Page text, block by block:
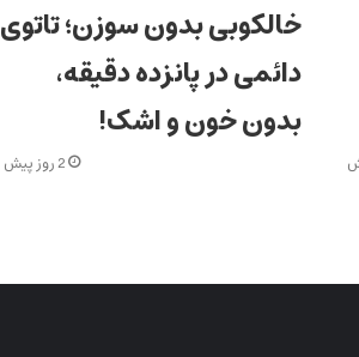
خالکوبی بدون سوزن؛ تاتوی
دائمی در پانزده دقیقه،
بدون خون و اشک!
2 روز پیش